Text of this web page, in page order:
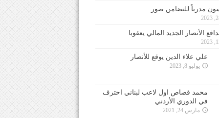
مدرباً للتضامن صور
الأنصار الجديد المالي يعقوبا
علي علاء الدين يوقع للأنصار
يوليو 8, 2023
محمد قصاص اول لاعب لبناني احترف
في الدوري الأردني
مارس 24, 2021